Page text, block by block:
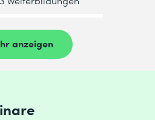
anzeigen